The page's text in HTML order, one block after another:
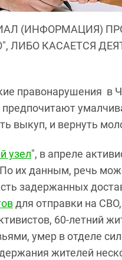
(ИНФОРМАЦИЯ)
ЛИБО КАСАЕТСЯ
правонарушения в
выкуп, и вернуть
узел", в апреле
их данным, речь
задержанных
для отправки на
60-летний
умер в отделе
жителей